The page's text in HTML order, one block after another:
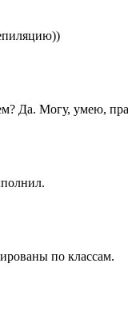
Да. Могу, умею,
по классам.